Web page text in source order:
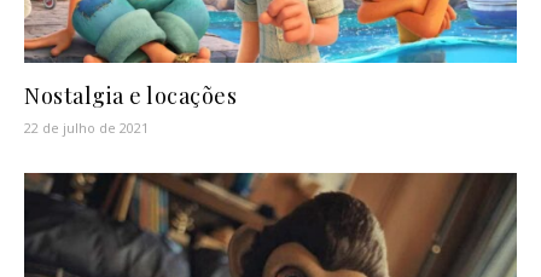
Nostalgia e locações
22 de julho de 2021